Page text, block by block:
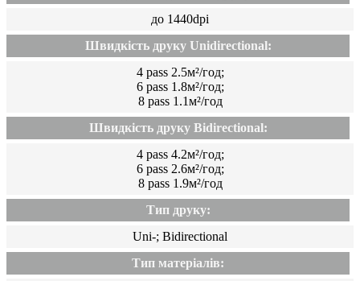
до 1440dpi
Швидкість друку Unidirectional:
4 pass 2.5м²/год;
6 pass 1.8м²/год;
8 pass 1.1м²/год
Швидкість друку Bidirectional:
4 pass 4.2м²/год;
6 pass 2.6м²/год;
8 pass 1.9м²/год
Тип друку:
Uni-; Bidirectional
Тип матеріалів: